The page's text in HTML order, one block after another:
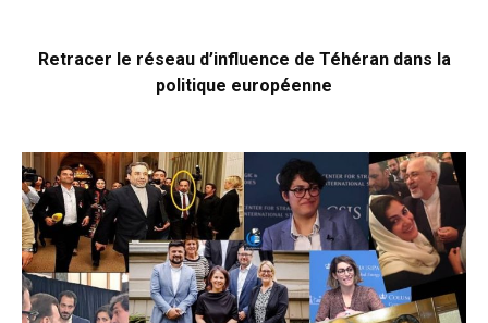
Retracer le réseau d’influence de Téhéran dans la
politique européenne